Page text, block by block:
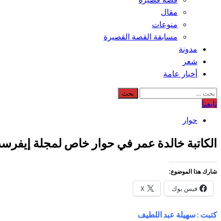
مقال
منوعات
مسابقة القصة القصيرة
مدونة
شعر
أخبار عامة
البحث
عن:
تابعنا
حوار
الكاتبة خالدة عمر في حوار خاص لمجلة
شارك هذا الموضوع:
فيس بوك X
كتبت : سهيلة عبد اللطيف